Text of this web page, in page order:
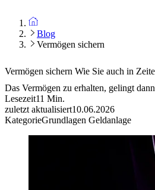
Blog
Vermögen sichern
Vermögen sichern Wie Sie auch in
Das Vermögen zu erhalten, gelingt
Lesezeit11 Min.
zuletzt aktualisiert10.06.2026
KategorieGrundlagen Geldanlage